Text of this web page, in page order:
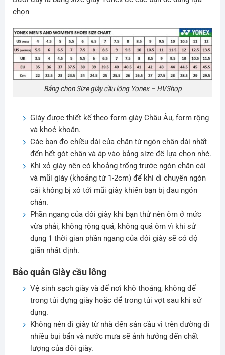
chọn
Bảng chọn Size giày cầu lông Yonex – HVShop
Giày được thiết kế theo form giày Châu Âu, form rộng
và khoẻ khoắn.
Các bạn đo chiều dài của chân từ ngón chân dài nhất
đến hết gót chân và áp vào bảng size để lựa chọn nhé.
Khi xỏ giày nên có khoảng trống trước ngón chân cái
và mũi giày (khoảng từ 1-2cm) để khi di chuyển ngón
cái không bị xô tới mũi giày khiến bạn bị đau ngón
chân.
Phần ngang của đôi giày khi bạn thử nên ôm ở mức
vừa phải, không rộng quá, không quá ôm vì khi sử
dụng 1 thời gian phần ngang của đôi giày sẽ có độ
giãn nhất định.
Bảo quản Giày cầu lông
Vệ sinh sạch giày và để nơi khô thoáng, không để
trong túi đựng giày hoặc để trong túi vợt sau khi sử
dụng.
Không nên đi giày từ nhà đến sân cầu vì trên đường đi
nhiều bụi bẩn và nước mưa sẽ ảnh hưởng đến chất
lượng của đôi giày.